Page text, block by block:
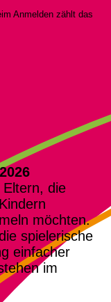
das
die
möchten.
spielerische
einfacher
im